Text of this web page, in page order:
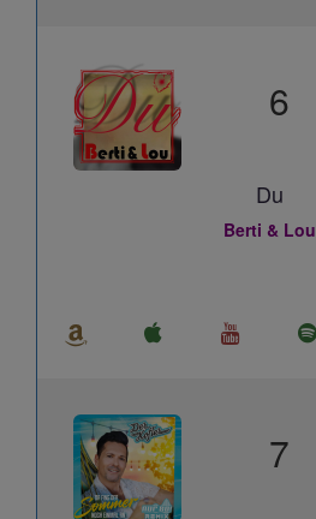
6
Du
Berti & Lou
7